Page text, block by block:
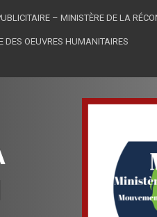
– MINISTÈRE DE LA
DES OEUVRES HUMANITAIRES